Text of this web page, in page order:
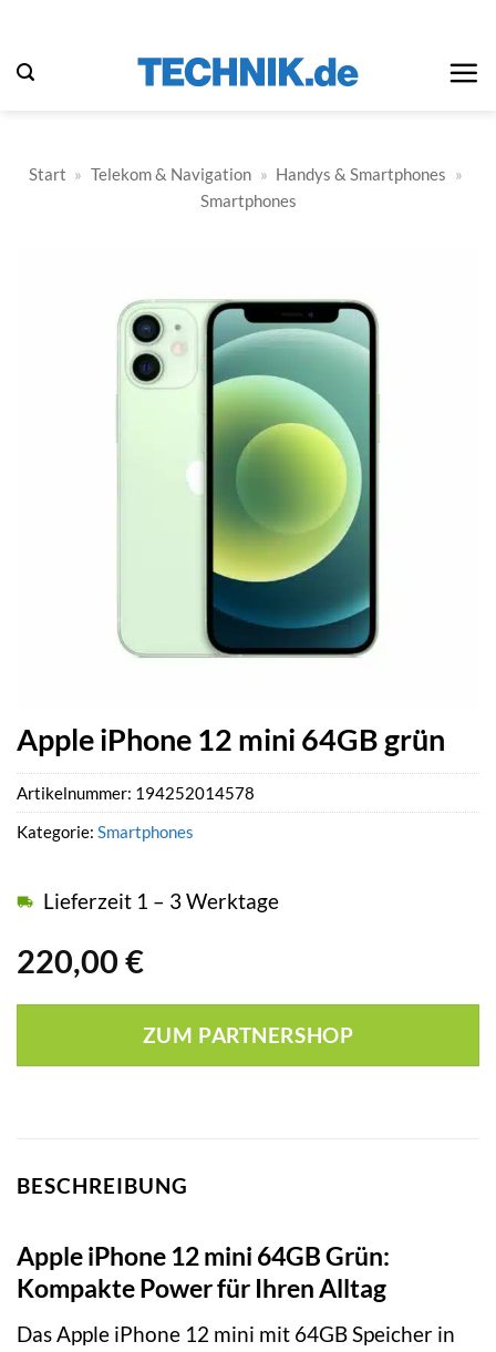
springen
Start » Telekom & Navigation » Handys & Smartphones »
Smartphones
Apple iPhone 12 mini 64GB grün
220,00 €
Lieferzeit 1 – 3 Werktage
ZUM PARTNERSHOP
Artikelnummer: 194252014578
Kategorie: Smartphones
BESCHREIBUNG
Apple iPhone 12 mini 64GB Grün:
Kompakte Power für Ihren Alltag
Das Apple iPhone 12 mini mit 64GB Speicher in